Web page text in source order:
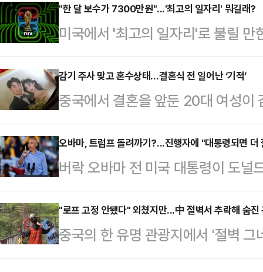
스트(SCMP)에 따르면 최근 일본
실내화’라는 설명이 붙은 상품들이
이 신던 것”, “냄새 그대로 보존”, “
엄을 붙여 판매한 것으로 전해졌다
만원)에 거래되며 충격을 안겼다.
만엔(약 …
"한 달 보수가 7300만원"...'최고의 일자리' 뭐길래?
미국에서 '최고의 일자리'로 불릴
고 있다.6일(한국시간) 폭스뉴스에
컵 최고 관람자'라는 직책으로 북중
를 모집하고 있다.이번 채용은 이벤
임스스퀘어 한복판에 설치된 유리
다. 특히 공식 스트리밍 플랫폼 '폭
라는 점에서 눈길을 끌고 있다.이
제작·공유하고,…
감기 주사 맞고 혼수상태…결혼식 전 일어난 ‘기적’
중국에서 결혼을 앞둔 20대 여성이
사고로 혼수상태에 빠졌지만, 결혼
사연이 전해졌다.4일 홍콩 매체 사
싱뉴스 등에 따르면 산둥성 타이안
와 6년간 교제 끝에 결혼을 준비하
를 마친 뒤 지난달 25일 결혼식을
등 가벼운 감기 증세를 느껴 약혼자
과정에서…
오바마, 트럼프 돌려까기?...진행자에 "대통령되면 더
버락 오바마 전 미국 대통령이 도널
오바마 전 대통령은 5일(현지시간)
트 쇼' 인터뷰에서 트럼프 대통령의
차례 언급했다.콜베어가 농담으로
한 생각'이라고 하자 오바마 전 대
"로프 고정 안됐다" 외쳤지만...中 절벽서 추락해 숨진
중국의 한 유명 관광지에서 '절벽
을 호소했지만 현장 직원들이 이를